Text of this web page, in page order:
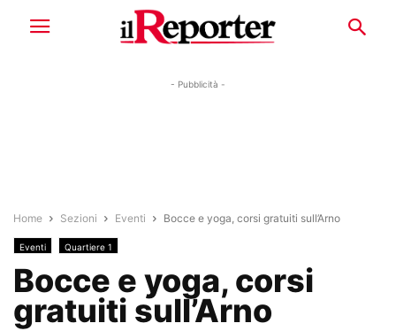
- Pubblicità -
Home Sezioni Eventi Bocce e yoga, corsi gratuiti sull’Arno
Eventi Quartiere 1
Bocce e yoga, corsi
gratuiti sull’Arno